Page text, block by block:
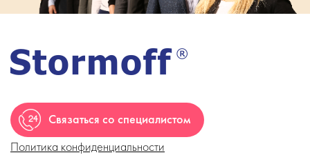
Связаться со специалистом
Политика конфиденциальности